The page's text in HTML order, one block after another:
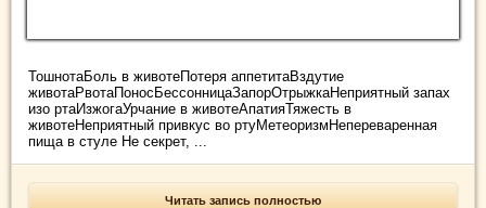
ТошнотаБоль в животеПотеря аппетитаВздутие
животаРвотаПоносБессонницаЗапорОтрыжкаНеприятный запах
изо ртаИзжогаУрчание в животеАпатияТяжесть в
животеНеприятный привкус во ртуМетеоризмНепереваренная
пища в стуле Не секрет, ...
Читать запись полностью